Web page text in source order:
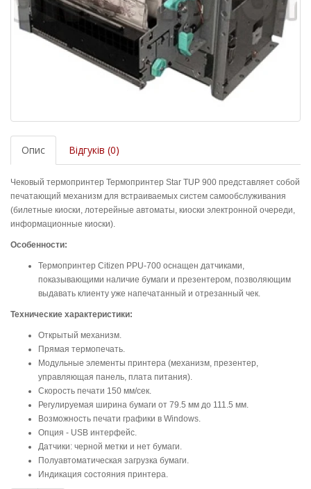
Опис Відгуків (0)
Чековый термопринтер Термопринтер Star TUP 900 представляет собой
печатающий механизм для встраиваемых систем самообслуживания
(билетные киоски, лотерейные автоматы, киоски электронной очереди,
информационные киоски).
Особенности:
Термопринтер Citizen PPU-700 оснащен датчиками,
показывающими наличие бумаги и презентером, позволяющим
выдавать клиенту уже напечатанный и отрезанный чек.
Технические характеристики:
Открытый механизм.
Прямая термопечать.
Модульные элементы принтера (механизм, презентер,
управляющая панель, плата питания).
Скорость печати 150 мм/сек.
Регулируемая ширина бумаги от 79.5 мм до 111.5 мм.
Возможность печати графики в Windows.
Опция - USB интерфейс.
Датчики: черной метки и нет бумаги.
Полуавтоматическая загрузка бумаги.
Индикация состояния принтера.